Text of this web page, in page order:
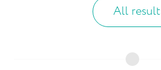
All